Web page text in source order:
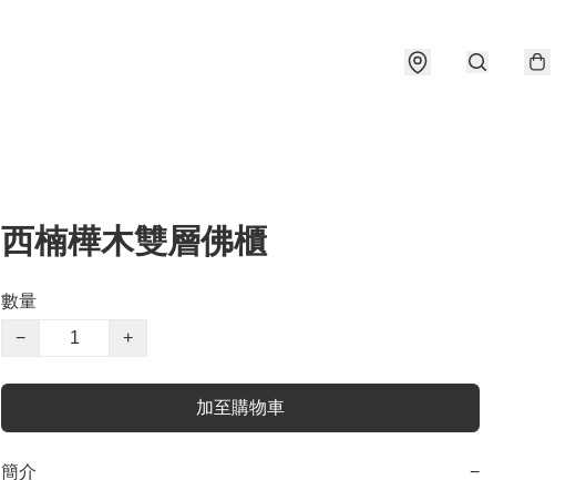
西楠樺木雙層佛櫃
數量
−
+
加至購物車
簡介 −